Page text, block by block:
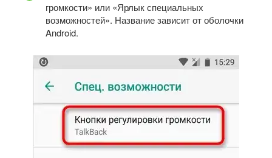
громкости» или «Ярлык специальных
возможностей». Название зависит от оболочки
Android.